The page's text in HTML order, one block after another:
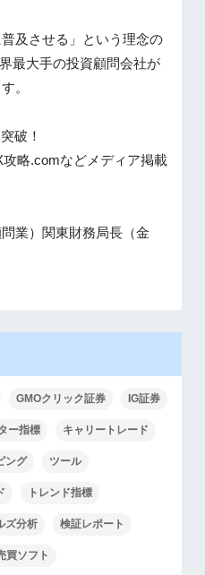
及させる」という理念の
最大手の投資顧問会社が
。
破！
略.comなどメディア掲載
業）関東財務局長（金
GMOクリック証券 IG証券
ー指標 キャリートレード
ング ツール
トレンド指標
ズ分析 検証レポート
買ソフト